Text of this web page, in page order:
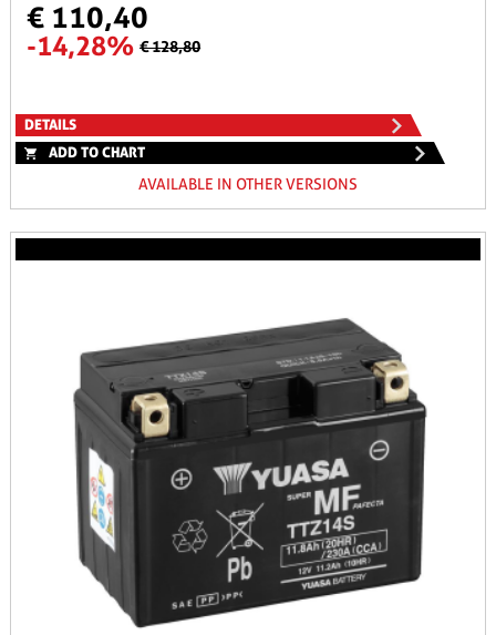
€ 110,40
-14,28% € 128,80
DETAILS
ADD TO CHART
AVAILABLE IN OTHER VERSIONS